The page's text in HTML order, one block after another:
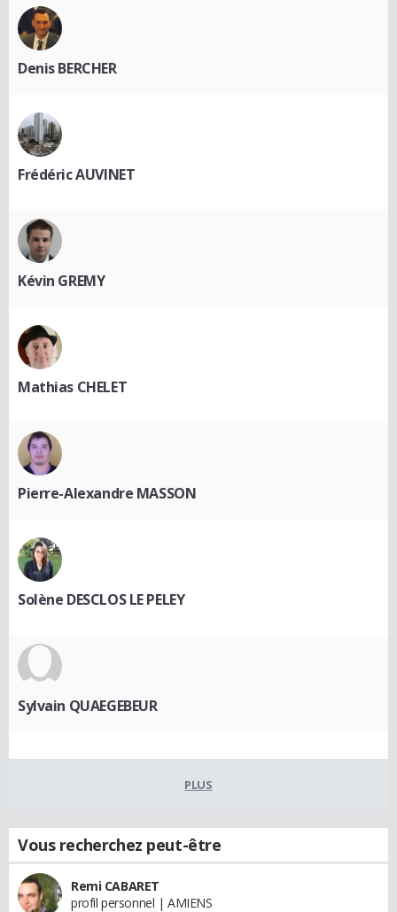
Denis BERCHER
Frédéric AUVINET
Kévin GREMY
Mathias CHELET
Pierre-Alexandre MASSON
Solène DESCLOS LE PELEY
Sylvain QUAEGEBEUR
PLUS
Vous recherchez peut-être
Remi CABARET
profil personnel | AMIENS